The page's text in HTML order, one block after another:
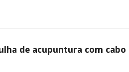
de acupuntura com